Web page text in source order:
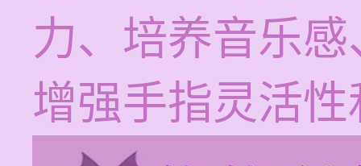
力、培养音乐
增强手指灵活